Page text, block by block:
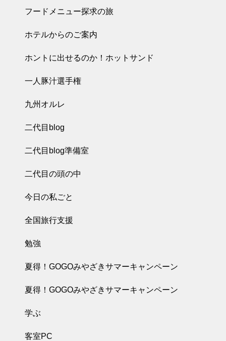
フードメニュー探求の旅
ホテルからのご案内
ホントに出せるのか！ホットサンド
一人豚汁選手権
九州オルレ
二代目blog
二代目blog準備室
二代目の頭の中
今日の私ごと
全国旅行支援
勉強
夏得！GOGOみやざきサマーキャンペーン
夏得！GOGOみやざきサマーキャンペーン
学ぶ
客室PC